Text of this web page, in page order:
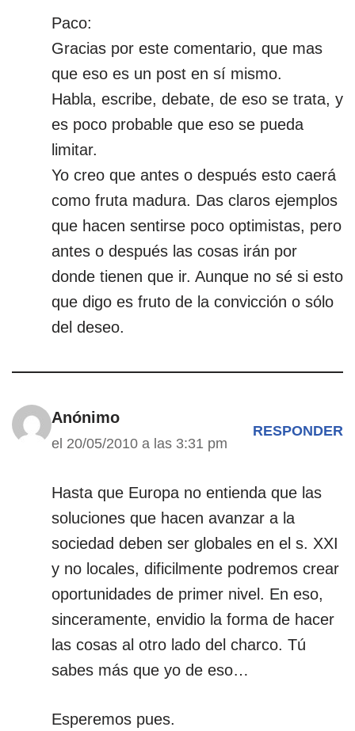
Paco:
Gracias por este comentario, que mas
que eso es un post en sí mismo.
Habla, escribe, debate, de eso se trata, y
es poco probable que eso se pueda
limitar.
Yo creo que antes o después esto caerá
como fruta madura. Das claros ejemplos
que hacen sentirse poco optimistas, pero
antes o después las cosas irán por
donde tienen que ir. Aunque no sé si esto
que digo es fruto de la convicción o sólo
del deseo.
Anónimo
el 20/05/2010 a las 3:31 pm
RESPONDER
Hasta que Europa no entienda que las
soluciones que hacen avanzar a la
sociedad deben ser globales en el s. XXI
y no locales, dificilmente podremos crear
oportunidades de primer nivel. En eso,
sinceramente, envidio la forma de hacer
las cosas al otro lado del charco. Tú
sabes más que yo de eso…
Esperemos pues.